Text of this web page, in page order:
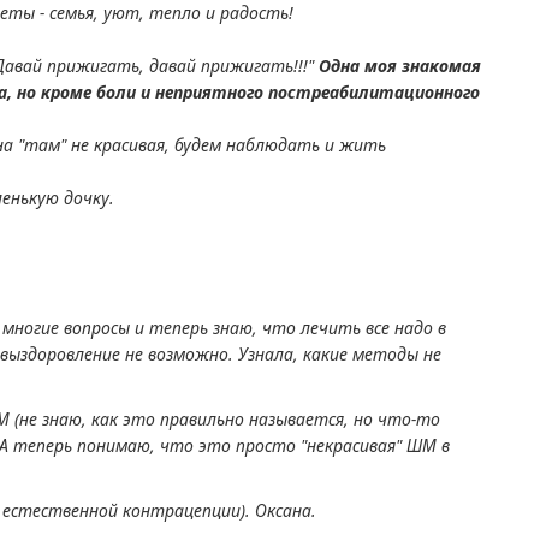
- семья, уют, тепло и радость!
прижигать, давай прижигать!!!"Одна моя знакомая
кроме боли и неприятного постреабилитационного
"там" не красивая, будем наблюдать и жить
дочку.
вопросы и теперь знаю, что лечить все надо в
не возможно. Узнала, какие методы не
знаю, как это правильно называется, но что-то
А теперь понимаю, что это просто "некрасивая" ШМ в
контрацепции). Оксана.